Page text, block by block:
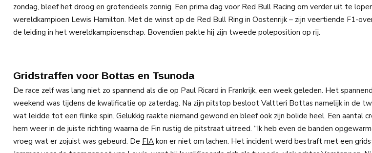
zondag, bleef het droog en grotendeels zonnig. Een prima dag voor Red Bull Racing om verder uit te
wereldkampioen Lewis Hamilton. Met de winst op de Red Bull Ring in Oostenrijk – zijn veertiende F1-
de leiding in het wereldkampioenschap. Bovendien pakte hij zijn tweede poleposition op rij.
Gridstraffen voor Bottas en Tsunoda
De race zelf was lang niet zo spannend als die op Paul Ricard in Frankrijk, een week geleden. Het
weekend was tijdens de kwalificatie op zaterdag. Na zijn pitstop besloot Valtteri Bottas namelijk in de
wat leidde tot een flinke spin. Gelukkig raakte niemand gewond en bleef ook zijn bolide heel. Een aantal
hem weer in de juiste richting waarna de Fin rustig de pitstraat uitreed. “Ik heb even de banden
vroeg wat er zojuist was gebeurd. De FIAkon er niet om lachen. Het incident werd bestraft met een